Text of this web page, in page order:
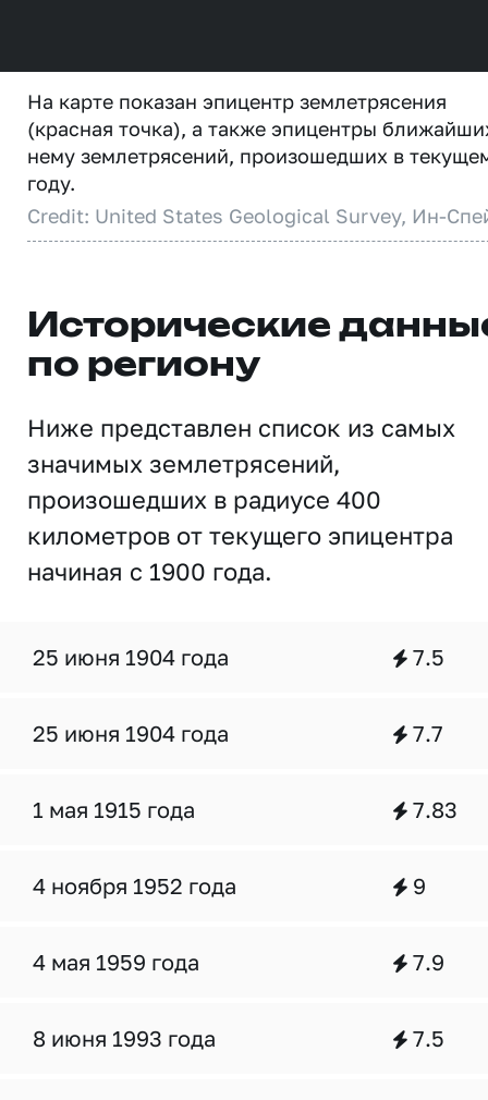
На карте показан эпицентр землетрясения
(красная точка), а также эпицентры
нему землетрясений, произошедших в
году.
Credit: United States Geological Survey, Ин-
Исторические
по региону
Ниже представлен список из самых
значимых землетрясений,
произошедших в радиусе 400
километров от текущего эпицентра
начиная с 1900 года.
25 июня 1904 года 7.5
25 июня 1904 года 7.7
1 мая 1915 года 7.83
4 ноября 1952 года 9
4 мая 1959 года 7.9
8 июня 1993 года 7.5